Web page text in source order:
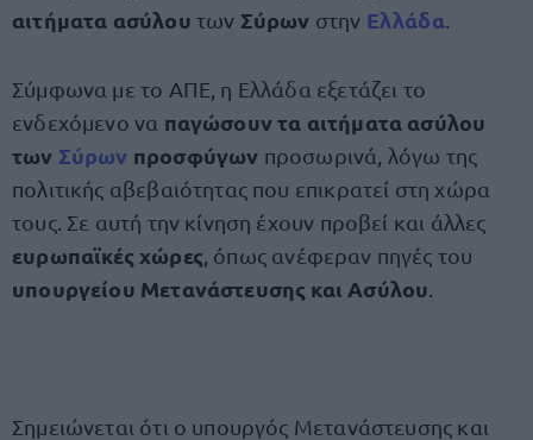
αιτήματα ασύλου των Σύρων στην Ελλάδα
Σύμφωνα με το ΑΠΕ, η Ελλάδα εξετάζει το
ενδεχόμενο να παγώσουν τα αιτήματα ασύλου
των Σύρων προσφύγων προσωρινά, λόγω της
πολιτικής αβεβαιότητας που επικρατεί στη χώρα
τους. Σε αυτή την κίνηση έχουν προβεί και άλλες
ευρωπαϊκές χώρες , όπως ανέφεραν πηγές του
υπουργείου Μετανάστευσης και Ασύλου
Σημειώνεται ότι ο υπουργός Μετανάστευσης και